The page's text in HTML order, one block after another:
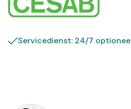
Servicedienst: 24/7